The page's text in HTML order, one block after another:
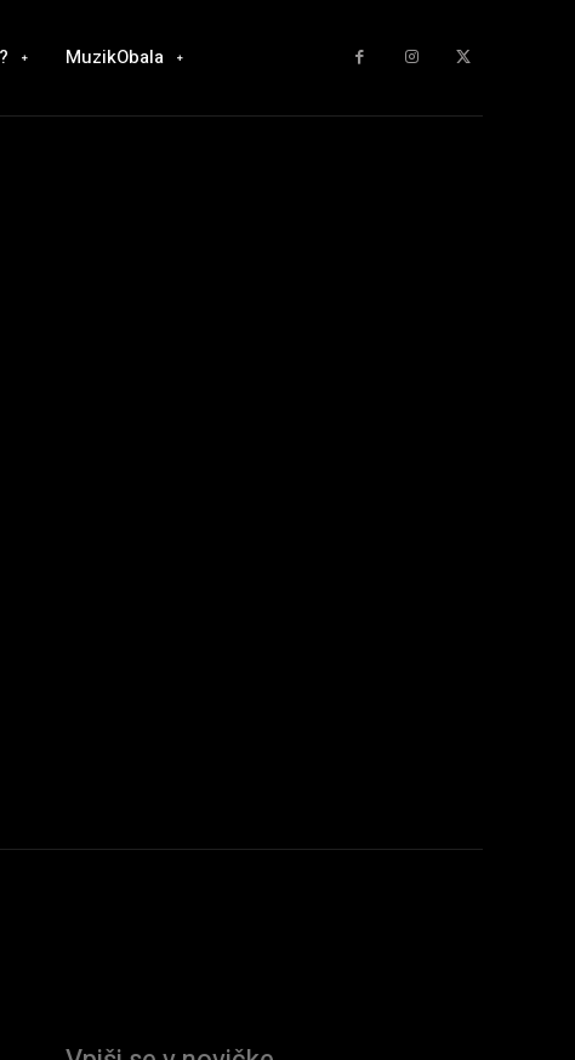
MuzikObala